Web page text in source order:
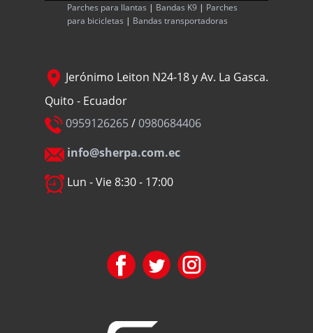
Parches para llantas | Bandas K9 | Parches
para bicicletas | Bandas transportadoras
Jerónimo Leiton N24-18 y Av. La Gasca.
Quito - Ecuador
0959126265/0980684406
info@sherpa.com.ec
Lun - Vie 8:30 - 17:00